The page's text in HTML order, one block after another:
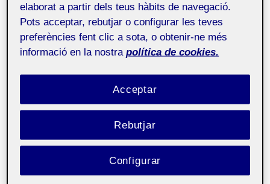
Editorial Mosaic: Multimedia: 25
años creando futuro 31 de juliol de 2025
Este número de Mosaic conmemora los
25 años del ámbito Multimedia en la UOC, destacando
Prediciedo la cultura 29 de juliol de 2025
La IA está remodelando la cultura
concentrando el poder en las
plataformas corporativas, lo que conlleva riesg...
elaborat a partir dels teus hàbits de navegació.
Pots acceptar, rebutjar o configurar les teves
preferències fent clic a sota, o obtenir-ne més
informació en la nostra política de cookies.
Rebutjar
Acceptar
Configurar